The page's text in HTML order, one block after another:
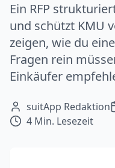
Ein RFP
und schützt KMU
zeigen, wie du
Fragen rein
Einkäufer
suitApp Redaktion
4 Min. Lesezeit